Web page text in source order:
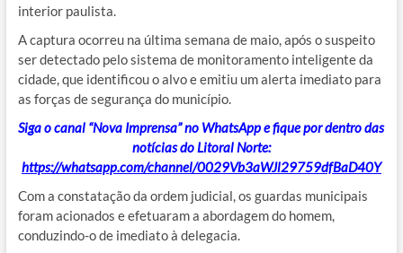
interior paulista.
A captura ocorreu na última semana de maio, após o suspeito
ser detectado pelo sistema de monitoramento inteligente da
cidade, que identificou o alvo e emitiu um alerta imediato para
as forças de segurança do município.
Siga o canal “Nova Imprensa” no WhatsApp e fique por dentro das
notícias do Litoral Norte:
https://whatsapp.com/channel/0029Vb3aWJl29759dfBaD40Y
Com a constatação da ordem judicial, os guardas municipais
foram acionados e efetuaram a abordagem do homem,
conduzindo-o de imediato à delegacia.